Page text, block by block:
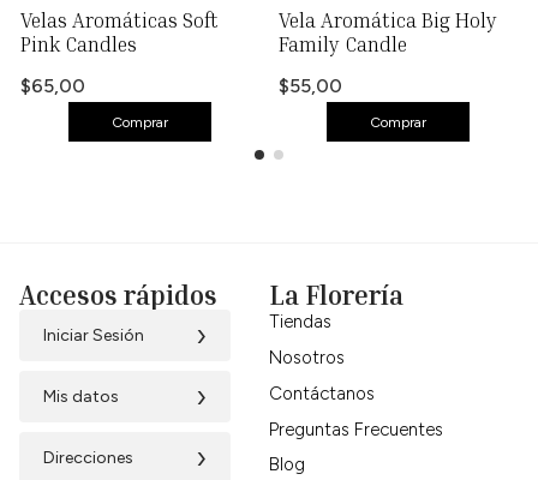
Velas Aromáticas Soft
Pink Candles
$65,00
Comprar
Vela Aromática Big Holy
Family Candle
$55,00
Comprar
Accesos rápidos
Iniciar Sesión ›
Mis datos ›
Direcciones ›
La Florería
Tiendas
Nosotros
Contáctanos
Preguntas Frecuentes
Blog